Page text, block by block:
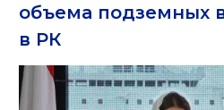
объема подземных
в РК